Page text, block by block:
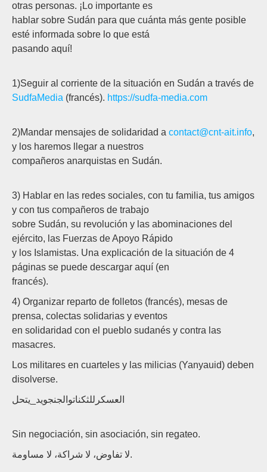
otras personas. ¡Lo importante es
hablar sobre Sudán para que cuánta más gente posible
esté informada sobre lo que está
pasando aquí!
1)Seguir al corriente de la situación en Sudán a través de
SudfaMedia (francés). https://sudfa-media.com
2)Mandar mensajes de solidaridad a contact@cnt-ait.info,
y los haremos llegar a nuestros
compañeros anarquistas en Sudán.
3) Hablar en las redes sociales, con tu familia, tus amigos
y con tus compañeros de trabajo
sobre Sudán, su revolución y las abominaciones del
ejército, las Fuerzas de Apoyo Rápido
y los Islamistas. Una explicación de la situación de 4
páginas se puede descargar aquí (en
francés).
4) Organizar reparto de folletos (francés), mesas de
prensa, colectas solidarias y eventos
en solidaridad con el pueblo sudanés y contra las
masacres.
Los militares en cuarteles y las milicias (Yanyauid) deben
disolverse.
العسكرللثكناتوالجنجويد_يتحل
Sin negociación, sin asociación, sin regateo.
لا تفاوض، لا شراكة، لا مساومة.